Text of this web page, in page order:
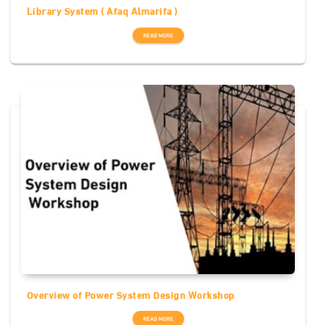
Library System ( Afaq Almarifa )
READ MORE
Overview of Power System Design Workshop
READ MORE